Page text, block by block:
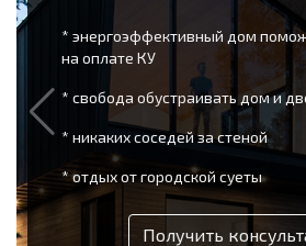
* энергоэффективный дом
на оплате КУ
* свобода обустраивать дом и
* никаких соседей за стеной
* отдых от городской суеты
Получить